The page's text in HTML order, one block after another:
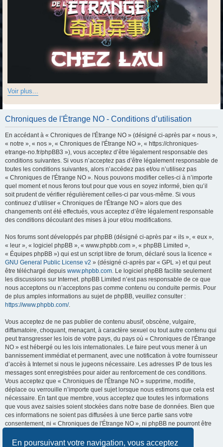
En poursuivant votre navigation, vous acceptez
Voir plus...
Chroniques de l'Étrange NO - Conditions d’utilisation
En accédant à « Chroniques de l'Étrange NO » (désigné ci-après par « nous »,
« notre », « nos », « Chroniques de l'Étrange NO », « https://chroniques-
etrange-no.fr/phpBB3 »), vous acceptez d’être légalement responsable des
conditions suivantes. Si vous n’acceptez pas d’être légalement responsable de
toutes les conditions suivantes, alors n’accédez pas et/ou n’utilisez pas
« Chroniques de l'Étrange NO ». Nous pouvons modifier celles-ci à n’importe
quel moment et nous ferons tout pour que vous en soyez informé, bien qu’il
soit prudent de vérifier régulièrement celles-ci par vous-même. Si vous
continuez d’utiliser « Chroniques de l'Étrange NO » alors que des
changements ont été effectués, vous acceptez d’être légalement responsable
des conditions découlant des mises à jour et/ou modifications.
Nos forums sont développés par phpBB (désigné ci-après par « ils », « eux »,
« leur », « logiciel phpBB », « www.phpbb.com », « phpBB Limited »,
« Équipes phpBB ») qui est un script libre de forum, déclaré sous la licence «
GNU General Public License v2 » (désigné ci-après par « GPL ») et qui peut
être téléchargé depuis www.phpbb.com . Le logiciel phpBB facilite seulement
les discussions sur Internet. phpBB Limited n’est pas responsable de ce que
nous acceptons ou n’acceptons pas comme contenu ou conduite permis. Pour
de plus amples informations au sujet de phpBB, veuillez consulter :
https://www.phpbb.com/.
Vous acceptez de ne pas publier de contenu abusif, obscène, vulgaire,
diffamatoire, choquant, menaçant, à caractère sexuel ou tout autre contenu qui
peut transgresser les lois de votre pays, du pays où « Chroniques de l'Étrange
NO » est hébergé ou les lois internationales. Le faire peut vous mener à un
bannissement immédiat et permanent, avec une notification à votre fournisseur
d’accès à Internet si nous le jugeons nécessaire. Les adresses IP de tous les
messages sont enregistrées pour aider au renforcement de ces conditions.
Vous acceptez que « Chroniques de l'Étrange NO » supprime, modifie,
déplace ou verrouille n’importe quel sujet lorsque nous estimons que cela est
nécessaire. En tant que membre, vous acceptez que toutes les informations
que vous avez saisies soient stockées dans notre base de données. Bien que
ces informations ne soient pas diffusées à une tierce partie sans votre
consentement, ni « Chroniques de l'Étrange NO », ni phpBB ne pourront être
compromettre les données.